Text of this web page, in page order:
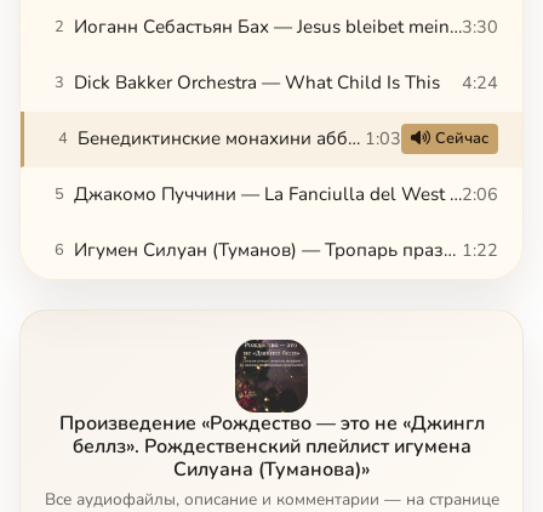
2 Иоганн Себастьян Бах — Jesus bleibet meine Freude, BWV 143:30
3 Dick Bakker Orchestra — What Child Is This 4:24
4 Бенедиктинские монахини аббатства Святой Цецилии — Ave Maria 1:03 Сейчас
5 Джакомо Пуччини — La Fanciulla del West - Act 3 — Ch'ella mi creda libero e lontano2:06
6 Игумен Силуан (Туманов) — Тропарь праздника Рождества Христова 1:22
Произведение «Рождество — это не «Джингл
беллз». Рождественский плейлист игумена
Силуана (Туманова)»
Все аудиофайлы, описание и комментарии — на странице